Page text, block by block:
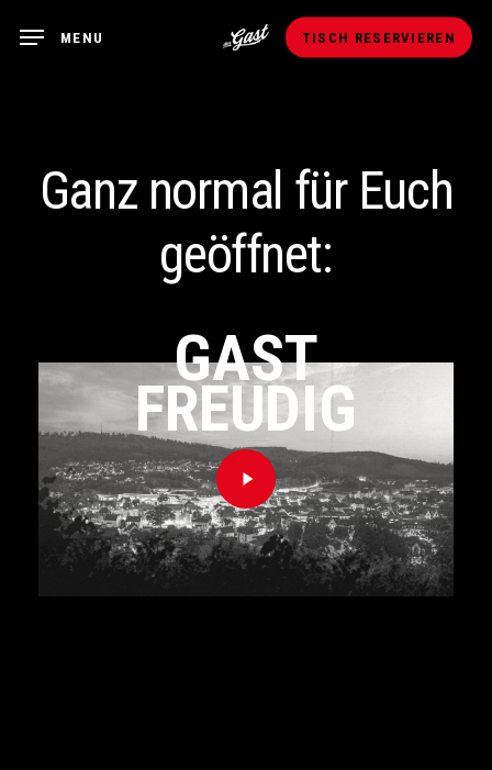
TISCH RESERVIEREN
MENU
Ganz normal für Euch
geöffnet:
GAST
FREUDIG
Play
Video